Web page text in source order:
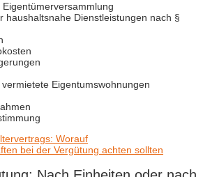
haushaltsnahe Dienstleistungen nach §
Eigentumswohnungen
Worauf
bei der Vergütung achten sollten